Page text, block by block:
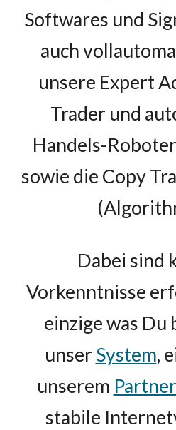
Softwares und
auch
unsere Expert
Trader und a
Handels-
sowie die Copy
Dabei sind
Vorkenntnisse
einzige was
unserSystem,
unserem
stabile